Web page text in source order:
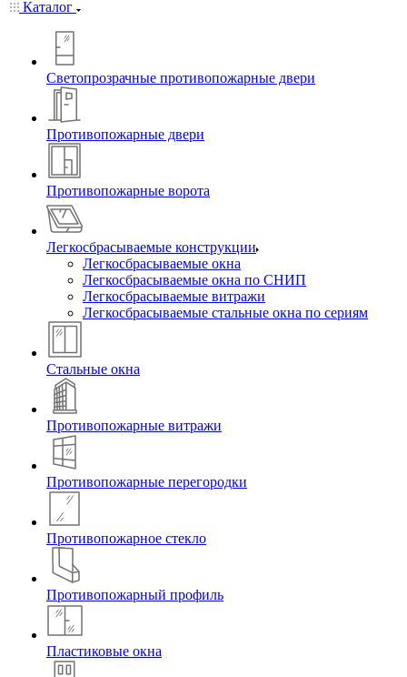
Каталог
Светопрозрачные противопожарные двери
Противопожарные двери
Противопожарные ворота
Легкосбрасываемые конструкции
Легкосбрасываемые окна
Легкосбрасываемые окна по СНИП
Легкосбрасываемые витражи
Легкосбрасываемые стальные окна по сериям
Стальные окна
Противопожарные витражи
Противопожарные перегородки
Противопожарное стекло
Противопожарный профиль
Пластиковые окна